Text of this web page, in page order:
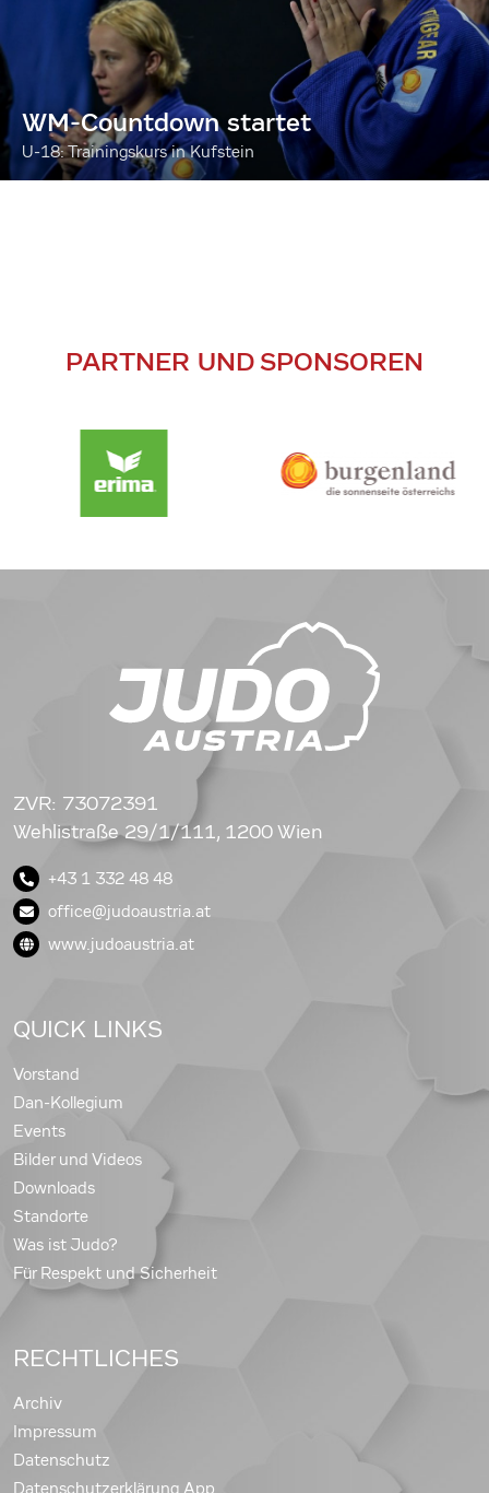
WM-Countdown startet
U-18: Trainingskurs in Kufstein
PARTNER UND SPONSOREN
ZVR: 73072391
Wehlistraße 29/1/111, 1200 Wien
+43 1 332 48 48
office@judoaustria.at
www.judoaustria.at
QUICK LINKS
Vorstand
Dan-Kollegium
Events
Bilder und Videos
Downloads
Standorte
Was ist Judo?
Für Respekt und Sicherheit
RECHTLICHES
Archiv
Impressum
Datenschutz
Datenschutzerklärung App